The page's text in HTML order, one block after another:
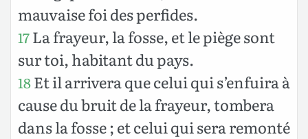
mauvaise foi des perfides.
17La frayeur, la fosse, et le piège sont
sur toi, habitant du pays.
18Et il arrivera que celui qui s’enfuira à
cause du bruit de la frayeur, tombera
dans la fosse ; et celui qui sera remonté